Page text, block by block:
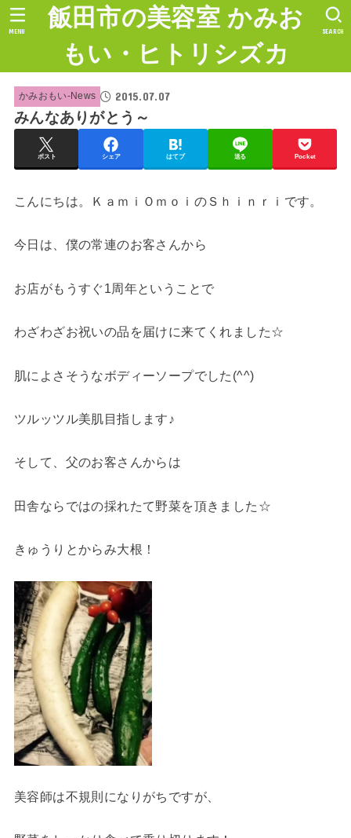
飯田市の美容室 かみお
もい・ヒトリシズカ
SEARCH
MENU
かみおもい-News 2015.07.07
みんなありがとう～
ポスト シェア はてブ 送る Pocket
こんにちは。ＫａｍｉＯｍｏｉのＳｈｉｎｒｉです。
今日は、僕の常連のお客さんから
お店がもうすぐ1周年ということで
わざわざお祝いの品を届けに来てくれました☆
肌によさそうなボディーソープでした(^^)
ツルッツル美肌目指します♪
そして、父のお客さんからは
田舎ならではの採れたて野菜を頂きました☆
きゅうりとからみ大根！
美容師は不規則になりがちですが、